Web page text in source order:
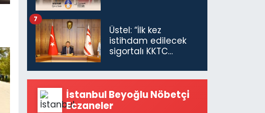
Üstel: “İlk kez
istihdam edilecek
sigortalı KKTC
maaş desteğini 35
bin TL'ye çıkardık”
7
İstanbul Beyoğlu Nöbetçi
Eczaneler